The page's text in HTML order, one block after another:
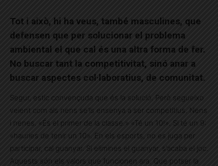
Tot i això, hi ha veus, també masculines, que
defensen que per solucionar el problema
ambiental el que cal és una altra forma de fer.
No buscar tant la competitivitat, sinó anar a
buscar aspectes col·laboratius, de comunitat.
Segur, estic convençuda que és la solució. Però segueixo
veient com als nens se’ls ensenya a ser competitius. Nens
i nenes. «És el primer de la classe.» «Té un 10!». Si té un 9:
«hauries de tenir un 10». En els esports, no es juga per
participar, cal guanyar. Si elimines el guanyar, s’acaba el joc.
Aquests són els valors que funcionen ara. Que potser la